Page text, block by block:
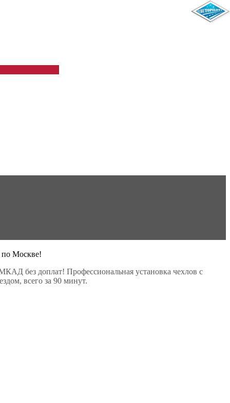
по Москве!
без доплат! Профессиональная установка чехлов с
всего за 90 минут.